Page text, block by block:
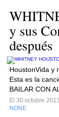
y sus
después
HoustonVida y
Esta es la
BAILAR CON
El 30 octubre
NONE